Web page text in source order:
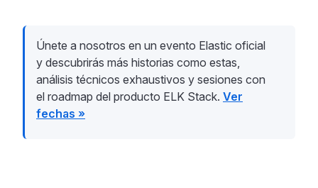
Únete a nosotros en un evento Elastic oficial
y descubrirás más historias como estas,
análisis técnicos exhaustivos y sesiones con
el roadmap del producto ELK Stack. Ver
fechas »